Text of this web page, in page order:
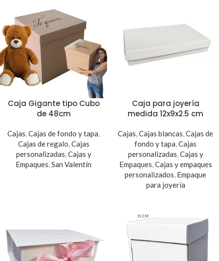
Caja Gigante tipo Cubo
de 48cm
Cajas,Cajas de fondo y tapa,
Cajas de regalo,Cajas
personalizadas,Cajas y
Empaques,San Valentín
Caja para joyería
medida 12x9x2.5 cm
Cajas,Cajas blancas,Cajas de
fondo y tapa,Cajas
personalizadas,Cajas y
Empaques,Cajas y empaques
personalizados, Empaque
para joyería